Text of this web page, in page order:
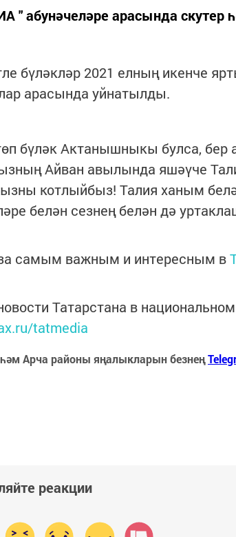
" абунәчеләре арасында скутер
бүләкләр 2021 елның икенче
арасында уйнатылды.
бүләк Актанышныкы булса, бер
Айван авылында яшәүче
котлыйбыз! Талия ханым
белән сезнең белән дә
самым важным и интересным в
Татарстана в
tatmedia
Арча районы яңалыкларын безнең
реакции